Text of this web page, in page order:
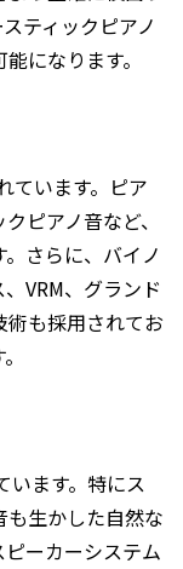
ティックピアノ
になります。
ています。ピア
ピアノ音など、
さらに、バイノ
VRM、グランド
術も採用されてお
います。特にス
も生かした自然な
ーカーシステム